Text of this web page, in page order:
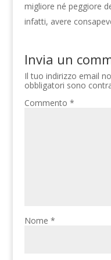
migliore né peggiore
infatti, avere
Invia un
Il tuo indirizzo email
obbligatori sono
Commento*
Nome*